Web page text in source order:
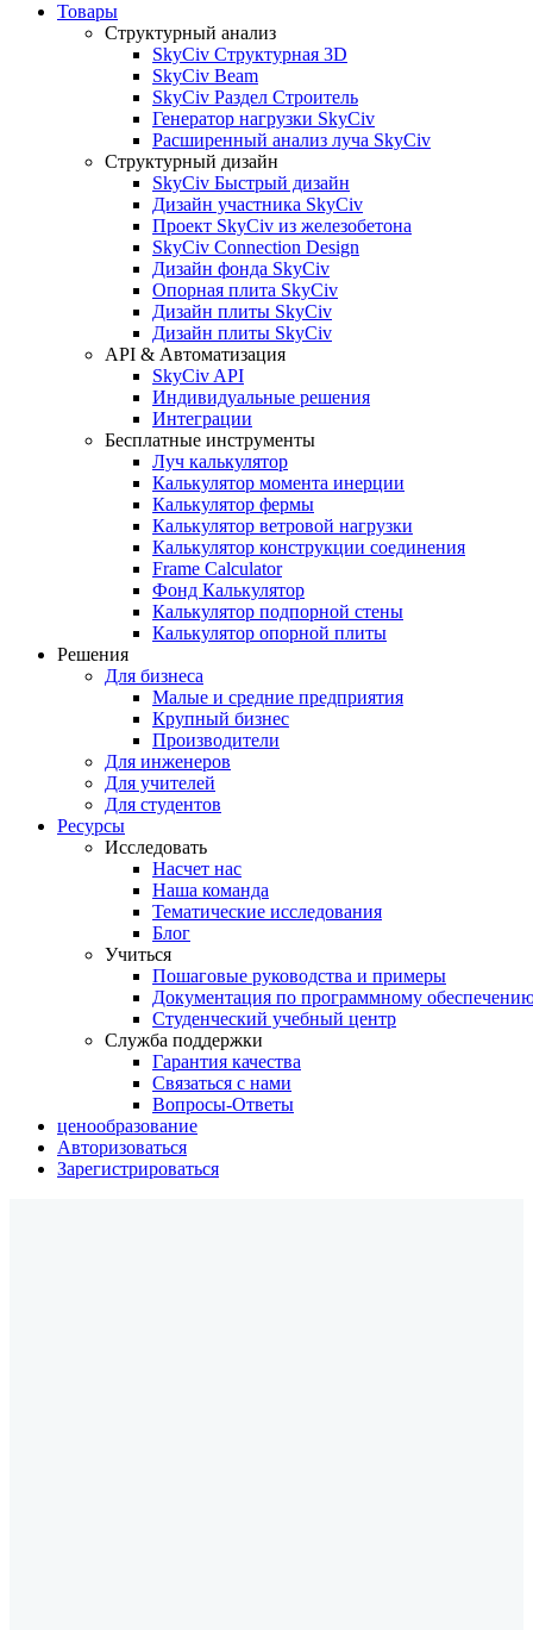
Товары
Структурный анализ
SkyCiv Структурная 3D
SkyCiv Beam
SkyCiv Раздел Строитель
Генератор нагрузки SkyCiv
Расширенный анализ луча SkyCiv
Структурный дизайн
SkyCiv Быстрый дизайн
Дизайн участника SkyCiv
Проект SkyCiv из железобетона
SkyCiv Connection Design
Дизайн фонда SkyCiv
Опорная плита SkyCiv
Дизайн плиты SkyCiv
Дизайн плиты SkyCiv
API & Автоматизация
SkyCiv API
Индивидуальные решения
Интеграции
Бесплатные инструменты
Луч калькулятор
Калькулятор момента инерции
Калькулятор фермы
Калькулятор ветровой нагрузки
Калькулятор конструкции соединения
Frame Calculator
Фонд Калькулятор
Калькулятор подпорной стены
Калькулятор опорной плиты
Решения
Для бизнеса
Малые и средние предприятия
Крупный бизнес
Производители
Для инженеров
Для учителей
Для студентов
Ресурсы
Исследовать
Насчет нас
Наша команда
Тематические исследования
Блог
Учиться
Пошаговые руководства и примеры
Документация по программному
Студенческий учебный центр
Служба поддержки
Гарантия качества
Связаться с нами
Вопросы-Ответы
ценообразование
Авторизоваться
Зарегистрироваться